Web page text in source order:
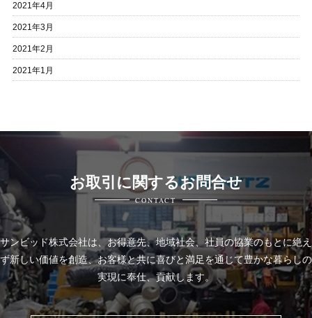
2021年4月
2021年3月
2021年2月
2021年1月
お取引に関するお問合せ
CONTACT
サンビッド株式会社は、お得意先、地域社会、社員の協業のもとに絶え
ず新しい価値を創造、お客様と共に喜びと満足を通じて豊かな暮らしの
実現に奉仕、貢献します。